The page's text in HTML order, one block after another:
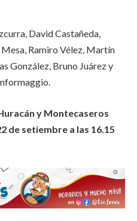
David Castañeda,
Ramiro Vélez, Martín
González, Bruno Juárez y
y Montecaseros
de setiembre a las 16.15